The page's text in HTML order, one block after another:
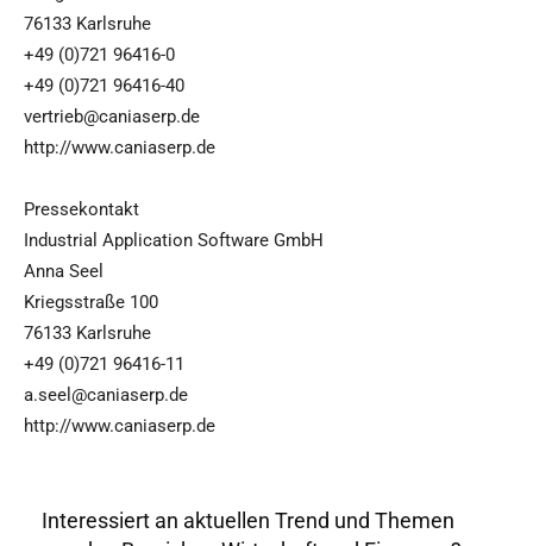
76133 Karlsruhe
+49 (0)721 96416-0
+49 (0)721 96416-40
vertrieb@caniaserp.de
http://www.caniaserp.de
Pressekontakt
Industrial Application Software GmbH
Anna Seel
Kriegsstraße 100
76133 Karlsruhe
+49 (0)721 96416-11
a.seel@caniaserp.de
http://www.caniaserp.de
Interessiert an aktuellen Trend und Themen